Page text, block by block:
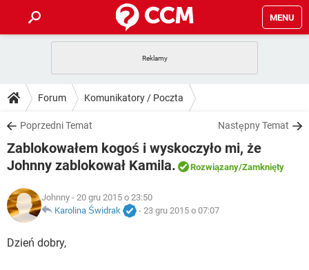
MENU
GRY WHATSAPP
SPOTIFY
INSTAGRAM FACEBOOK
WINDOWS 10
PORADY
PlayStation TIKTOK
SPOTIFY NETFLIX
WINDOWS 10
DO POBRANIA
ANDROID TIKTOK
GRY WHATSAPP
IOS
INSTAGRAM
WINDOWS 10
FORUM
GRY WHATSAPP
ARTYKUŁY
COVID-19
GRY
Forum Komunikatory / Poczta
Poprzedni Temat Następny Temat
Zablokowałem kogoś i wyskoczyło mi, że
Johnny zablokował Kamila.
Rozwiązany/Zamknięty
Johnny - 20 gru 2015 o 23:50
Karolina Świdrak
- 23 gru 2015 o 07:07
Dzień dobry,